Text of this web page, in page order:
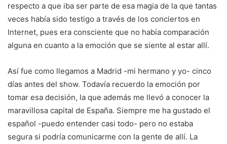
respecto a que iba ser parte de esa magia de la que tantas
veces había sido testigo a través de los conciertos en
Internet, pues era consciente que no había comparación
alguna en cuanto a la emoción que se siente al estar allí.
Así fue como llegamos a Madrid -mi hermano y yo- cinco
días antes del show. Todavía recuerdo la emoción por
tomar esa decisión, la que además me llevó a conocer la
maravillosa capital de España. Siempre me ha gustado el
español -puedo entender casi todo- pero no estaba
segura si podría comunicarme con la gente de allí. La